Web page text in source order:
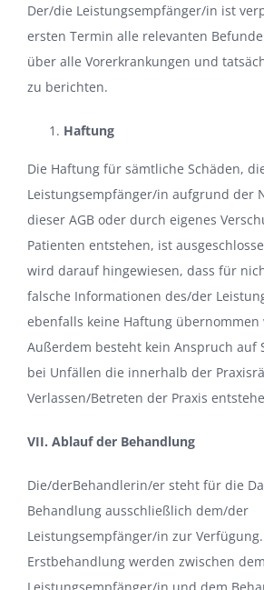
Der/die Leistungsempfänger/in ist
ersten Termin alle relevanten
über alle Vorerkrankungen und
zu berichten.
Haftung
Die Haftung für sämtliche Schäden,
Leistungsempfänger/in aufgrund der
dieser AGB oder durch eigenes
Patienten entstehen, ist
wird darauf hingewiesen, dass für
falsche Informationen des/der
ebenfalls keine Haftung übernommen
Außerdem besteht kein Anspruch auf
bei Unfällen die innerhalb der
Verlassen/Betreten der Praxis
VII. Ablauf der Behandlung
Die/derBehandlerin/er steht für die
Behandlung ausschließlich dem/der
Leistungsempfänger/in zur
Erstbehandlung werden zwischen
Leistungsempfänger/in und dem